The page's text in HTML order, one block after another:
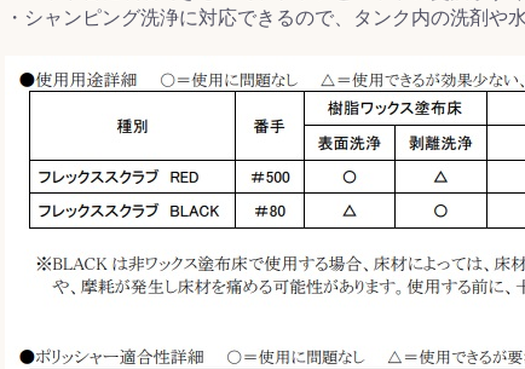
・シャンピング洗浄に対応できるので、タンク内の洗剤や